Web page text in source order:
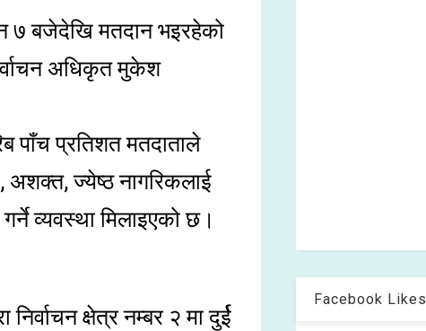
७ बजेदेखि मतदान भइरहेको
अधिकृत मुकेश
पाँच प्रतिशत मतदाताले
अशक्त, ज्येष्ठ नागरिकलाई
व्यवस्था मिलाइएको छ।
निर्वाचन क्षेत्र नम्बर २ मा दुर्ई
Facebook Likes